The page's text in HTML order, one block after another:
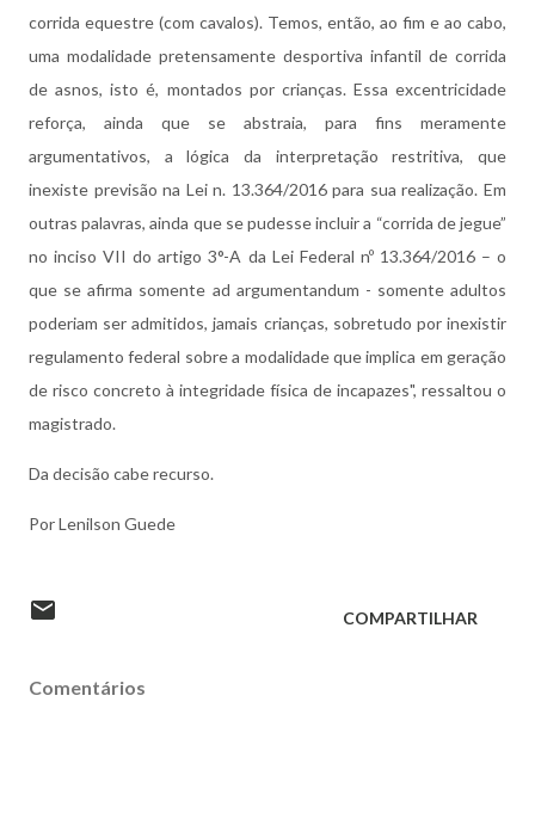
corrida equestre (com cavalos). Temos, então, ao fim e ao cabo,
uma modalidade pretensamente desportiva infantil de corrida
de asnos, isto é, montados por crianças. Essa excentricidade
reforça, ainda que se abstraia, para fins meramente
argumentativos, a lógica da interpretação restritiva, que
inexiste previsão na Lei n. 13.364/2016 para sua realização. Em
outras palavras, ainda que se pudesse incluir a “corrida de jegue”
no inciso VII do artigo 3°-A da Lei Federal nº 13.364/2016 – o
que se afirma somente ad argumentandum - somente adultos
poderiam ser admitidos, jamais crianças, sobretudo por inexistir
regulamento federal sobre a modalidade que implica em geração
de risco concreto à integridade física de incapazes", ressaltou o
magistrado.
Da decisão cabe recurso.
Por Lenilson Guede
COMPARTILHAR
Comentários